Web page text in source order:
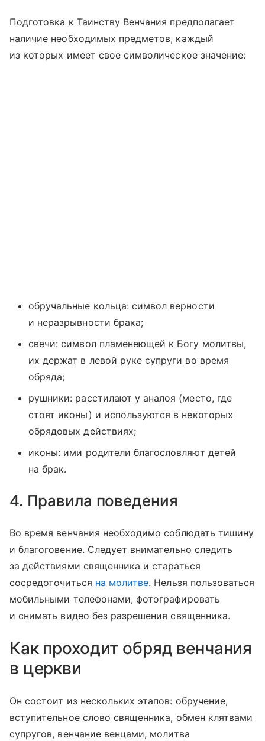
Подготовка к Таинству Венчания предполагает
наличие необходимых предметов, каждый
из которых имеет свое символическое значение:
обручальные кольца: символ верности
и неразрывности брака;
свечи: символ пламенеющей к Богу молитвы,
их держат в левой руке супруги во время
обряда;
рушники: расстилают у аналоя (место, где
стоят иконы) и используются в некоторых
обрядовых действиях;
иконы: ими родители благословляют детей
на брак.
4. Правила поведения
Во время венчания необходимо соблюдать тишину
и благоговение. Следует внимательно следить
за действиями священника и стараться
сосредоточиться на молитве. Нельзя пользоваться
мобильными телефонами, фотографировать
и снимать видео без разрешения священника.
Как проходит обряд венчания
в церкви
Он состоит из нескольких этапов: обручение,
вступительное слово священника, обмен клятвами
супругов, венчание венцами, молитва